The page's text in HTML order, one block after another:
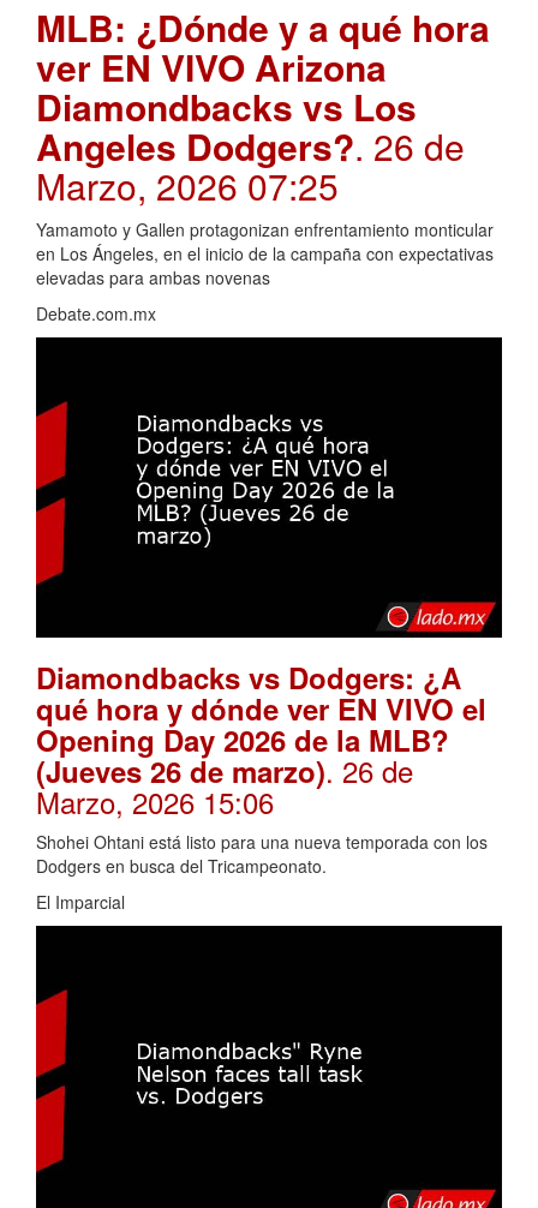
MLB: ¿Dónde y a qué hora
ver EN VIVO Arizona
Diamondbacks vs Los
Angeles Dodgers?. 26 de
Marzo, 2026 07:25
Yamamoto y Gallen protagonizan enfrentamiento monticular
en Los Ángeles, en el inicio de la campaña con expectativas
elevadas para ambas novenas
Debate.com.mx
Diamondbacks vs Dodgers: ¿A
qué hora y dónde ver EN VIVO el
Opening Day 2026 de la MLB?
(Jueves 26 de marzo). 26 de
Marzo, 2026 15:06
Shohei Ohtani está listo para una nueva temporada con los
Dodgers en busca del Tricampeonato.
El Imparcial